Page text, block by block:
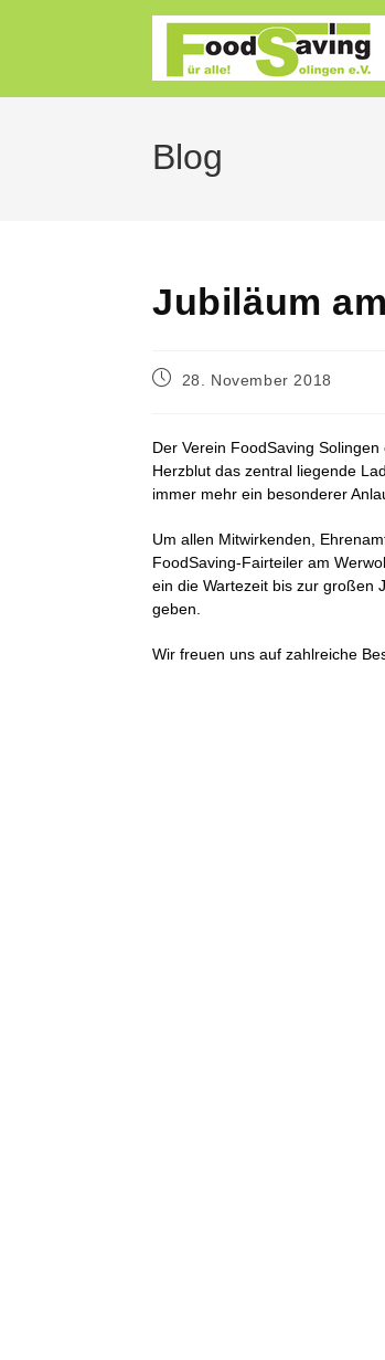
Blog
Jubiläum
Beitrag28. November 2018
Der Verein FoodSaving
Herzblut das zentral liegende
immer mehr ein besonderer
Um allen Mitwirkenden,
FoodSaving-Fairteiler am
ein die Wartezeit bis zur großen
geben.
Wir freuen uns auf zahlreiche